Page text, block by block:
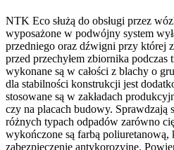
NTK Eco służą do obsługi przez
wyposażone w podwójny system
przedniego oraz dźwigni przy której
przed przechyłem zbiornika
wykonane są w całości z blachy o
dla stabilności konstrukcji jest
stosowane są w zakładach
czy na placach budowy. Sprawdzają
różnych typach odpadów zarówno
wykończone są farbą poliuretanową,
zabezpieczenie antykorozyjne.